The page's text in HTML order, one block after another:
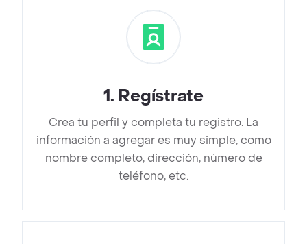
1. Regístrate
Crea tu perfil y completa tu registro. La
información a agregar es muy simple, como
nombre completo, dirección, número de
teléfono, etc.